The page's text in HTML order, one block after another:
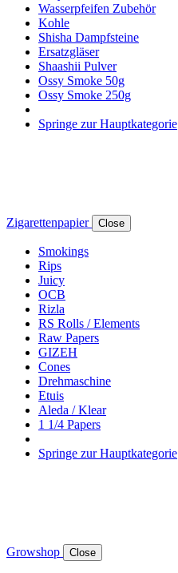
Wasserpfeifen Zubehör
Kohle
Shisha Dampfsteine
Ersatzgläser
Shaashii Pulver
Ossy Smoke 50g
Ossy Smoke 250g
Springe zur Hauptkategorie
Zigarettenpapier Close
Smokings
Rips
Juicy
OCB
Rizla
RS Rolls / Elements
Raw Papers
GIZEH
Cones
Drehmaschine
Etuis
Aleda / Klear
1 1/4 Papers
Springe zur Hauptkategorie
Growshop Close